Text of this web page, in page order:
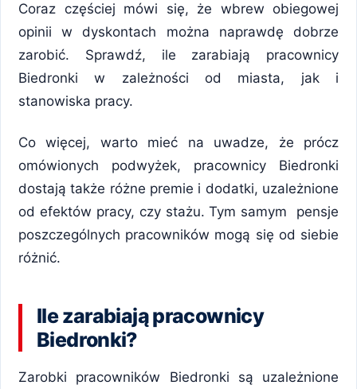
Coraz częściej mówi się, że wbrew obiegowej
opinii w dyskontach można naprawdę dobrze
zarobić. Sprawdź, ile zarabiają pracownicy
Biedronki w zależności od miasta, jak i
stanowiska pracy.
Co więcej, warto mieć na uwadze, że prócz
omówionych podwyżek, pracownicy Biedronki
dostają także różne premie i dodatki, uzależnione
od efektów pracy, czy stażu. Tym samym pensje
poszczególnych pracowników mogą się od siebie
różnić.
Ile zarabiają pracownicy
Biedronki?
Zarobki pracowników Biedronki są uzależnione